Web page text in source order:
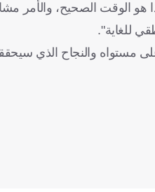
الفائز بالكرة الذهبية عام 1990:
للغاية".
مستواه والنجاح الذي